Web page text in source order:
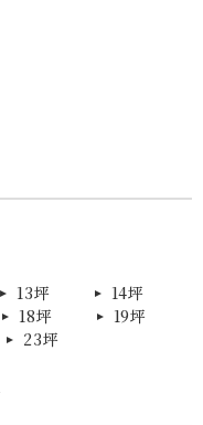
13坪
14坪
18坪
19坪
23坪